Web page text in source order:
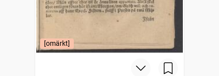
[omärkt]